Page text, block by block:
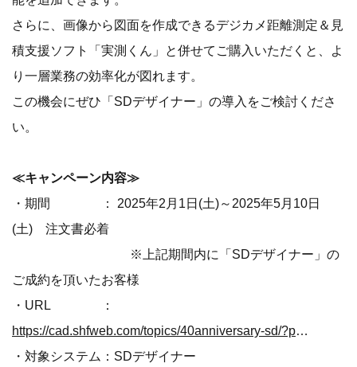
さらに、画像から図面を作成できるデジカメ距離測定＆見
積支援ソフト「実測くん」と併せてご購入いただくと、よ
り一層業務の効率化が図れます。
この機会にぜひ「SDデザイナー」の導入をご検討くださ
い。
≪キャンペーン内容≫
・期間 ： 2025年2月1日(土)～2025年5月10日
(土) 注文書必着
※上記期間内に「SDデザイナー」の
ご成約を頂いたお客様
・URL ：
https://cad.shfweb.com/topics/40anniversary-sd/?prs250210
・対象システム：SDデザイナー